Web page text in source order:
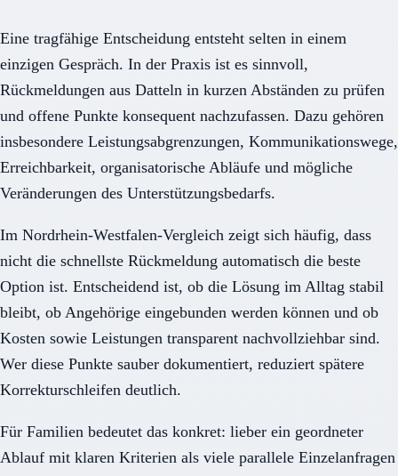
Eine tragfähige Entscheidung entsteht selten in einem
einzigen Gespräch. In der Praxis ist es sinnvoll,
Rückmeldungen aus Datteln in kurzen Abständen zu prüfen
und offene Punkte konsequent nachzufassen. Dazu gehören
insbesondere Leistungsabgrenzungen, Kommunikationswege,
Erreichbarkeit, organisatorische Abläufe und mögliche
Veränderungen des Unterstützungsbedarfs.
Im Nordrhein-Westfalen-Vergleich zeigt sich häufig, dass
nicht die schnellste Rückmeldung automatisch die beste
Option ist. Entscheidend ist, ob die Lösung im Alltag stabil
bleibt, ob Angehörige eingebunden werden können und ob
Kosten sowie Leistungen transparent nachvollziehbar sind.
Wer diese Punkte sauber dokumentiert, reduziert spätere
Korrekturschleifen deutlich.
Für Familien bedeutet das konkret: lieber ein geordneter
Ablauf mit klaren Kriterien als viele parallele Einzelanfragen